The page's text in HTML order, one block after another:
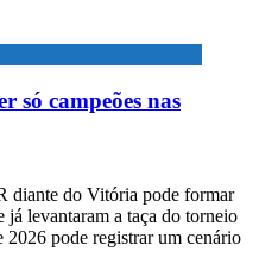
só campeões nas
diante do Vitória pode formar
já levantaram a taça do torneio
pode registrar um cenário